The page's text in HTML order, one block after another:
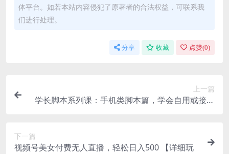
体平台。如若本站内容侵犯了原著者的合法权益，可联系我
们进行处理。
分享 收藏 点赞(0)
上一篇
学长脚本系列课：手机类脚本篇，学会自用或接单
下一篇
视频号美女付费无人直播，轻松日入500 【详细玩